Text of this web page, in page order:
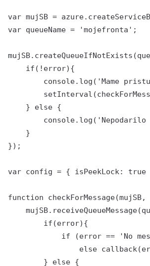
var mujSB =
var queueName = 'mojefronta';
    if(!error){
console.log('Mame
    } else {
console.log('Nepodarilo
    }
});
var config = { isPeekLock:
function
        if(error){
if (error == 'No
else
        } else {